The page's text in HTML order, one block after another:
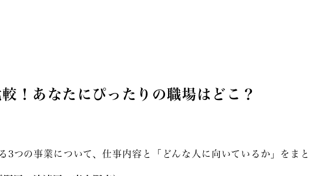
！あなたにぴったりの職場はどこ？
3つの事業について、仕事内容と「どんな人に向いているか」をま